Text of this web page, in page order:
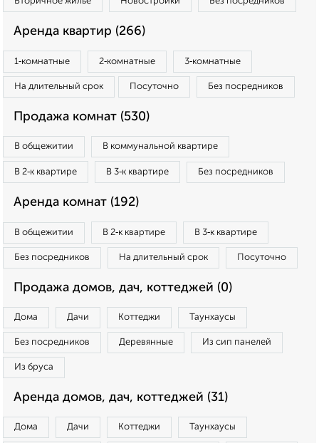
Аренда квартир (266)
1‑комнатные 2‑комнатные 3‑комнатные
На длительный срок Посуточно Без посредников
Продажа комнат (530)
В общежитии В коммунальной квартире
В 2‑к квартире В 3‑к квартире Без посредников
Аренда комнат (192)
В общежитии В 2‑к квартире В 3‑к квартире
Без посредников На длительный срок Посуточно
Продажа домов, дач, коттеджей (0)
Дома Дачи Коттеджи Таунхаусы
Без посредников Деревянные Из сип панелей
Из бруса
Аренда домов, дач, коттеджей (31)
Дома Дачи Коттеджи Таунхаусы